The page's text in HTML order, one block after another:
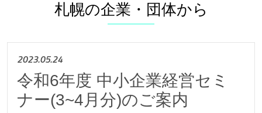
札幌の企業・団体から
2023.05.24
令和6年度 中小企業経営セミ
ナー(3~4月分)のご案内